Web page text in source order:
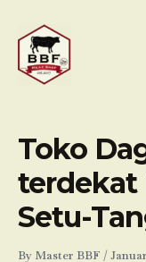
content
Toko
terdekat
Setu-
By Master BBF /